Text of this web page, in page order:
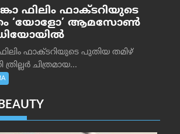
ഫിലിം ഫാക്ടറിയുടെ
‘യോളോ’ ആമസോൺ
ഫാക്ടറിയുടെ പുതിയ തമിഴ്
ത്രില്ലർ ചിത്രമായ...